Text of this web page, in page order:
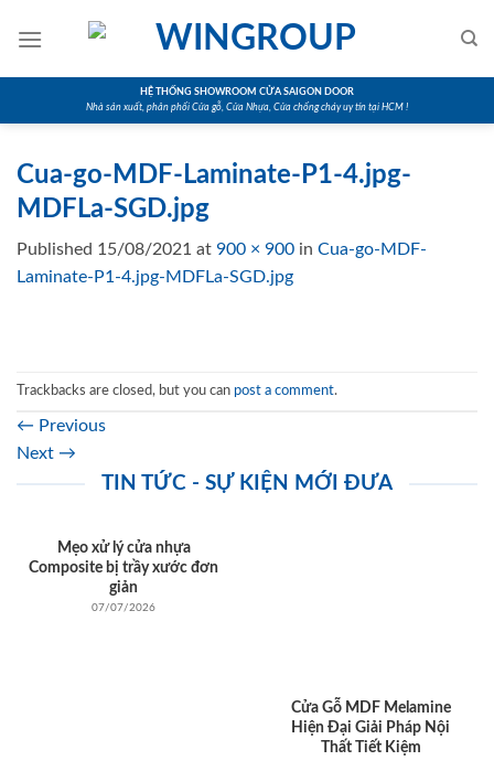
HỆ THỐNG SHOWROOM CỬA SAIGON DOOR
Nhà sản xuất, phân phối Cửa gỗ, Cửa Nhựa, Cửa chống cháy uy tín tại HCM !
Cua-go-MDF-Laminate-P1-4.jpg-
MDFLa-SGD.jpg
Published 15/08/2021 at 900 × 900 in Cua-go-MDF-
Laminate-P1-4.jpg-MDFLa-SGD.jpg
Trackbacks are closed, but you can post a comment.
← Previous
Next →
TIN TỨC - SỰ KIỆN MỚI ĐƯA
Mẹo xử lý cửa nhựa
Composite bị trầy xước đơn
giản
07/07/2026
Cửa Gỗ MDF Melamine
Hiện Đại Giải Pháp Nội
Thất Tiết Kiệm